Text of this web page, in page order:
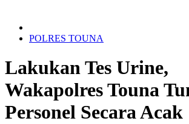
POLRES TOUNA
Lakukan Tes Urine,
Wakapolres Touna
Personel Secara Acak